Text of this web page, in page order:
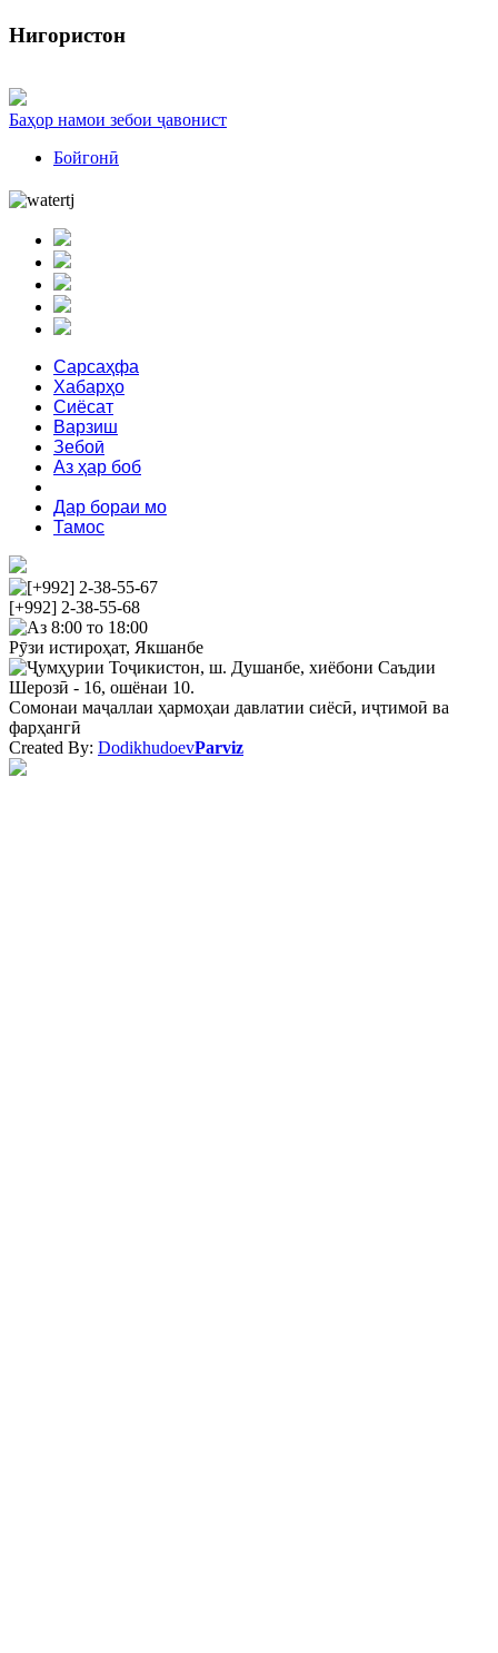
Нигористон
Баҳор намои зебои ҷавонист
Бойгонӣ
Сарсаҳфа
Хабарҳо
Сиёсат
Варзиш
Зебоӣ
Аз ҳар боб
Дар бораи мо
Тамос
[+992] 2-38-55-67
[+992] 2-38-55-68
Аз 8:00 то 18:00
Рӯзи истироҳат, Якшанбе
Ҷумҳурии Тоҷикистон, ш. Душанбе, хиёбони Саъдии
Шерозӣ - 16, ошёнаи 10.
Сомонаи маҷаллаи ҳармоҳаи давлатии сиёсӣ, иҷтимоӣ ва
фарҳангӣ
Created By: DodikhudoevParviz